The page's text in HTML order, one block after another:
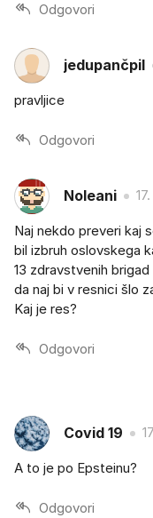
Odgovori
jedupančpil
pravljice
Odgovori
Noleani
Naj nekdo preveri kaj
bil izbruh oslovskega
13 zdravstvenih
da naj bi v resnici šlo
Kaj je res?
Odgovori
Covid 19
A to je po Epsteinu?
Odgovori